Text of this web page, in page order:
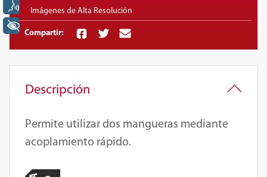
Imágenes de Alta Resolución
Compartir:
Descripción
Permite utilizar dos mangueras mediante
acoplamiento rápido.
Voz